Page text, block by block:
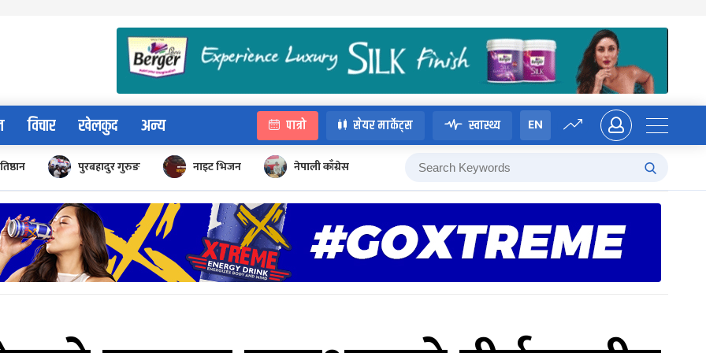
विचार खेलकुद अन्य पात्रो सेयर मार्केट्स स्वास्थ्य EN
पुरबहादुर गुरुङ नाइट भिजन नेपाली काँग्रेस